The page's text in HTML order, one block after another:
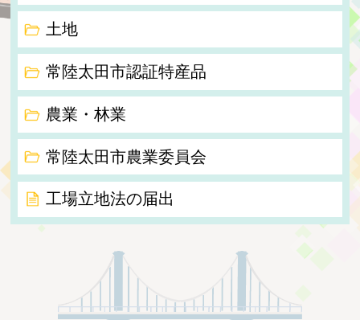
土地
常陸太田市認証特産品
農業・林業
常陸太田市農業委員会
工場立地法の届出